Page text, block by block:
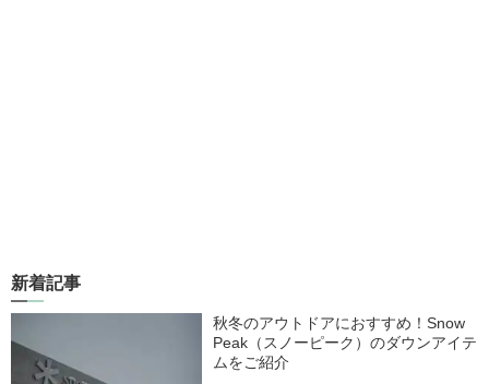
新着記事
秋冬のアウトドアにおすすめ！Snow
Peak（スノーピーク）のダウンアイテ
ムをご紹介